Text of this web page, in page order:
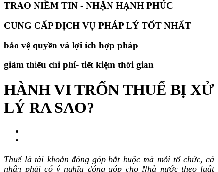
TRAO NIỀM TIN - NHẬN HẠNH PHÚC
CUNG CẤP DỊCH VỤ PHÁP LÝ TỐT NHẤT
bảo vệ quyền và lợi ích hợp pháp
giảm thiếu chi phí- tiết kiệm thời gian
HÀNH VI TRỐN THUẾ BỊ XỬ
LÝ RA SAO?
Thuế là tài khoản đóng góp bắt buộc mà mỗi tổ chức, cá
nhân phải có ý nghĩa đóng góp cho Nhà nước theo luật